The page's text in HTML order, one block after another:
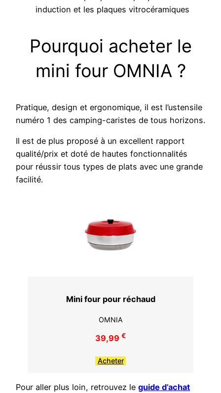
induction et les plaques vitrocéramiques
Pourquoi acheter le
mini four OMNIA ?
Pratique, design et ergonomique, il est l’ustensile
numéro 1 des camping-caristes de tous horizons.
Il est de plus proposé à un excellent rapport
qualité/prix et doté de hautes fonctionnalités
pour réussir tous types de plats avec une grande
facilité.
Mini four pour réchaud
OMNIA
39,99 €
Acheter
Pour aller plus loin, retrouvez le guide d’achat